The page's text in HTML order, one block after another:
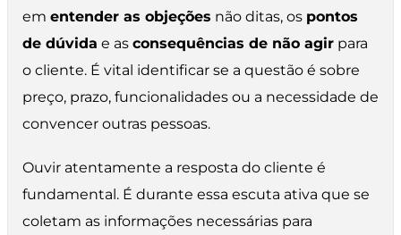
em entender as objeções não ditas, os pontos
de dúvida e as consequências de não agir para
o cliente. É vital identificar se a questão é sobre
preço, prazo, funcionalidades ou a necessidade de
convencer outras pessoas.
Ouvir atentamente a resposta do cliente é
fundamental. É durante essa escuta ativa que se
coletam as informações necessárias para